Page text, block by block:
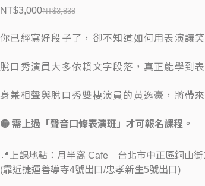
NT$3,838
NT$3,000
你已經寫好段子了，卻不知道如何用表演讓
脫口秀演員大多依賴文字段落，真正能學到
身兼相聲與脫口秀雙棲演員的黃逸豪，將帶
🟡 需上過「聲音口條表演班」才可報名課程。
📍上課地點：月半窩 Cafe｜台北市中正區銅山
(靠近捷運善導寺4號出口/忠孝新生5號出口)